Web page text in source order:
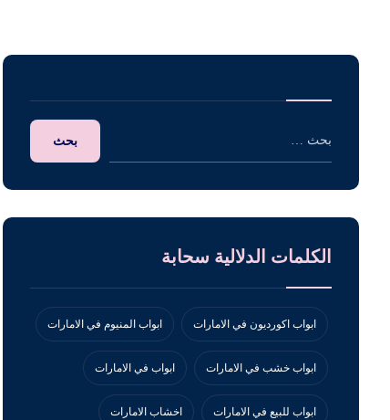
الكلمات الدلالية سحابة
ابواب اكورديون في الامارات ابواب المنيوم في الامارات
ابواب خشب في الامارات ابواب في الامارات
ابواب للبيع في الامارات اخشاب الامارات